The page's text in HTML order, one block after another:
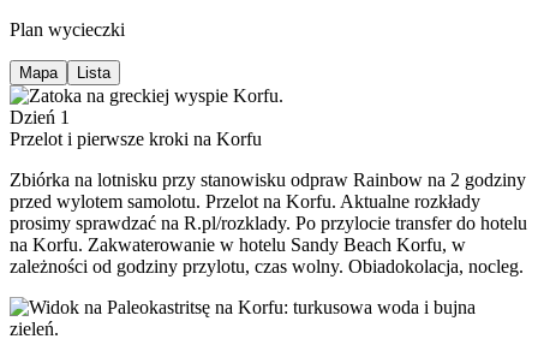
Plan wycieczki
Mapa Lista
Dzień 1
Przelot i pierwsze kroki na Korfu
Zbiórka na lotnisku przy stanowisku odpraw Rainbow na 2 godziny
przed wylotem samolotu. Przelot na Korfu. Aktualne rozkłady
prosimy sprawdzać na R.pl/rozklady. Po przylocie transfer do hotelu
na Korfu. Zakwaterowanie w hotelu Sandy Beach Korfu, w
zależności od godziny przylotu, czas wolny. Obiadokolacja, nocleg.